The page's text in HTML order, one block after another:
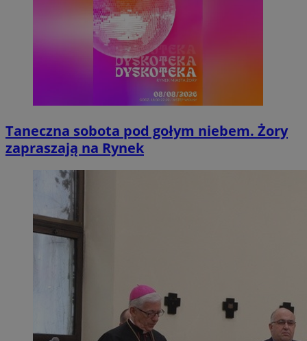
Taneczna sobota pod gołym niebem. Żory
zapraszają na Rynek